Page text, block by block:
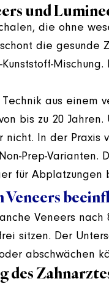
und
die ohne
die gesunde
aus einem
bis zu 20 Jahren.
In der Praxis
Prep-Varianten.
für Abplatzungen
Veneers nach
sitzen. Der
abschwächen
des